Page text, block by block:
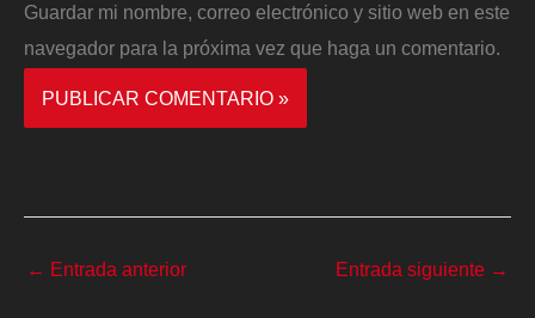
Guardar mi nombre, correo electrónico y sitio web en este
navegador para la próxima vez que haga un comentario.
← Entrada anterior Entrada siguiente →